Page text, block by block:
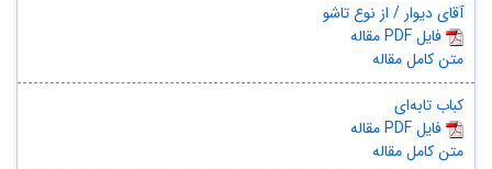
آقای دیوار / از نوع تاشو
مقاله PDF فایل
متن کامل مقاله
کباب تابه‌ای
مقاله PDF فایل
متن کامل مقاله